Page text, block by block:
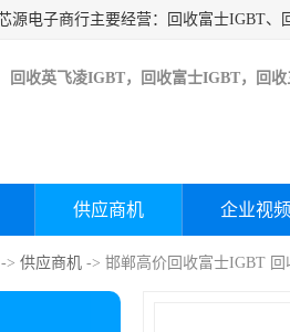
回收英飞凌IGBT，回收富士IGBT，回
供应商机 企业视频
-> 供应商机 -> 邯郸高价回收富士IGBT